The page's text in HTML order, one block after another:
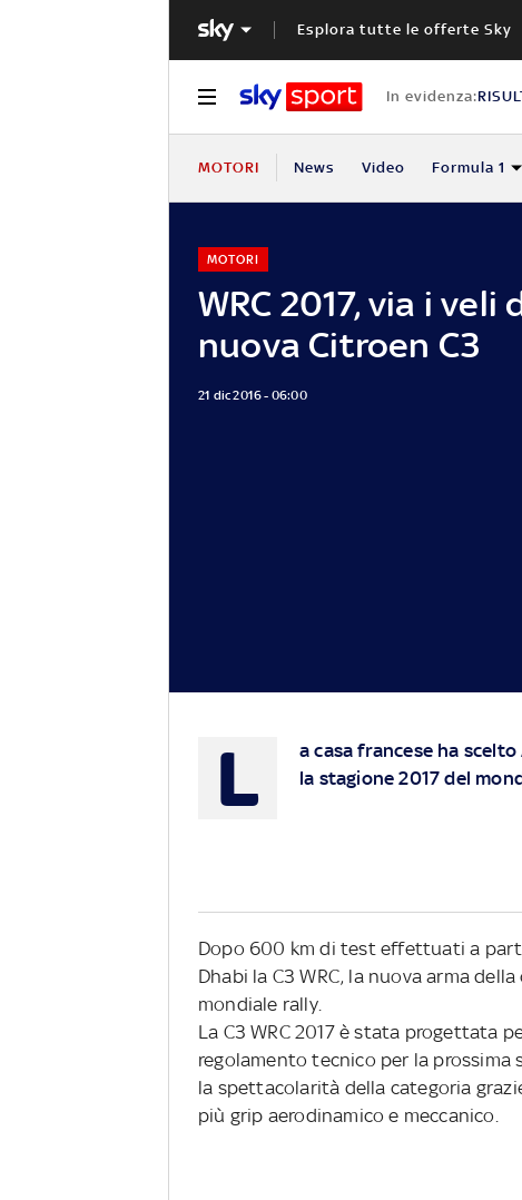
Esplora tutte le offerte Sky
In evidenza:
MOTORI News Video Formula 1
WRC 2017, via i veli
nuova Citroen C3
MOTORI
21 dic 2016 - 06:00
L
a casa francese ha
la stagione 2017 del
Dopo 600 km di test effettuati a
Dhabi la C3 WRC, la nuova arma
mondiale rally.
La C3 WRC 2017 è stata progettata
regolamento tecnico per la prossima
la spettacolarità della categoria
più grip aerodinamico e meccanico.